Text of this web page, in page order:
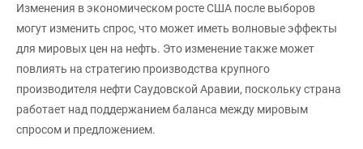
Изменения в экономическом росте США после выборов
могут изменить спрос, что может иметь волновые эффекты
для мировых цен на нефть. Это изменение также может
повлиять на стратегию производства крупного
производителя нефти Саудовской Аравии, поскольку страна
работает над поддержанием баланса между мировым
спросом и предложением.